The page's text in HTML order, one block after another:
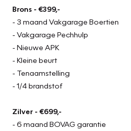
Brons - €399,-
- 3 maand Vakgarage Boertien
- Vakgarage Pechhulp
- Nieuwe APK
- Kleine beurt
- Tenaamstelling
- 1/4 brandstof
Zilver - €699,-
- 6 maand BOVAG garantie